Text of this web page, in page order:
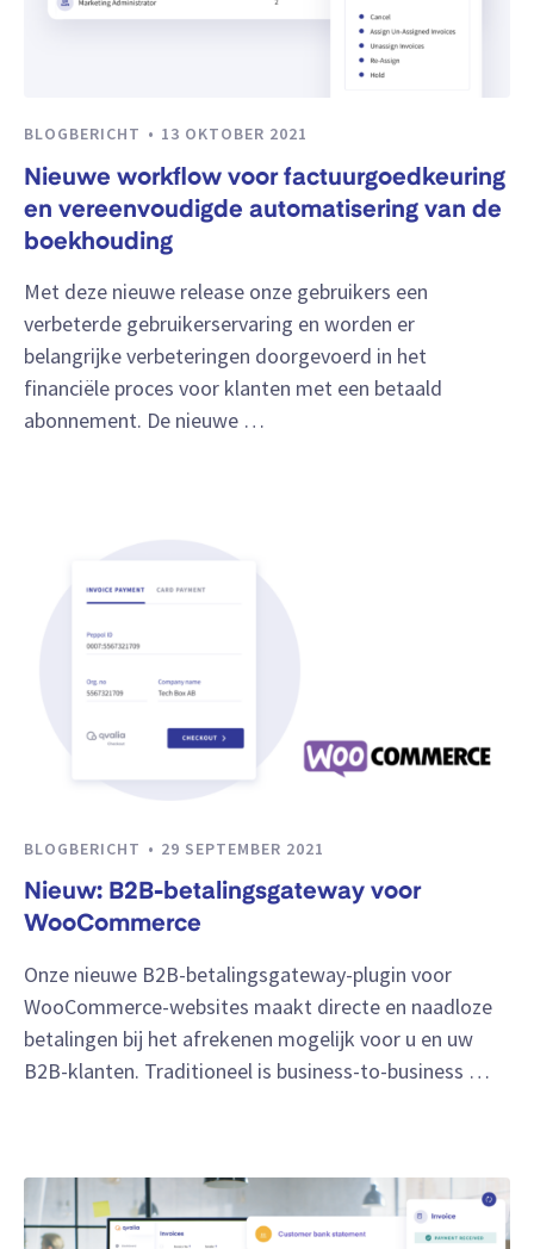
BLOGBERICHT 13 OKTOBER 2021
Nieuwe workflow voor factuurgoedkeuring
en vereenvoudigde automatisering van de
boekhouding
Met deze nieuwe release onze gebruikers een
verbeterde gebruikerservaring en worden er
belangrijke verbeteringen doorgevoerd in het
financiële proces voor klanten met een betaald
abonnement. De nieuwe …
BLOGBERICHT 29 SEPTEMBER 2021
Nieuw: B2B-betalingsgateway voor
WooCommerce
Onze nieuwe B2B-betalingsgateway-plugin voor
WooCommerce-websites maakt directe en naadloze
betalingen bij het afrekenen mogelijk voor u en uw
B2B-klanten. Traditioneel is business-to-business …